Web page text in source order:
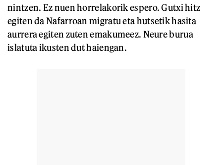
nintzen. Ez nuen horrelakorik espero. Gutxi hitz
egiten da Nafarroan migratu eta hutsetik hasita
aurrera egiten zuten emakumeez. Neure burua
islatuta ikusten dut haiengan.